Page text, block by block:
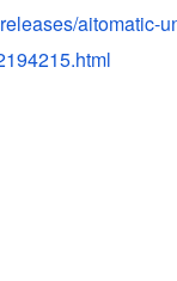
aitomatic-